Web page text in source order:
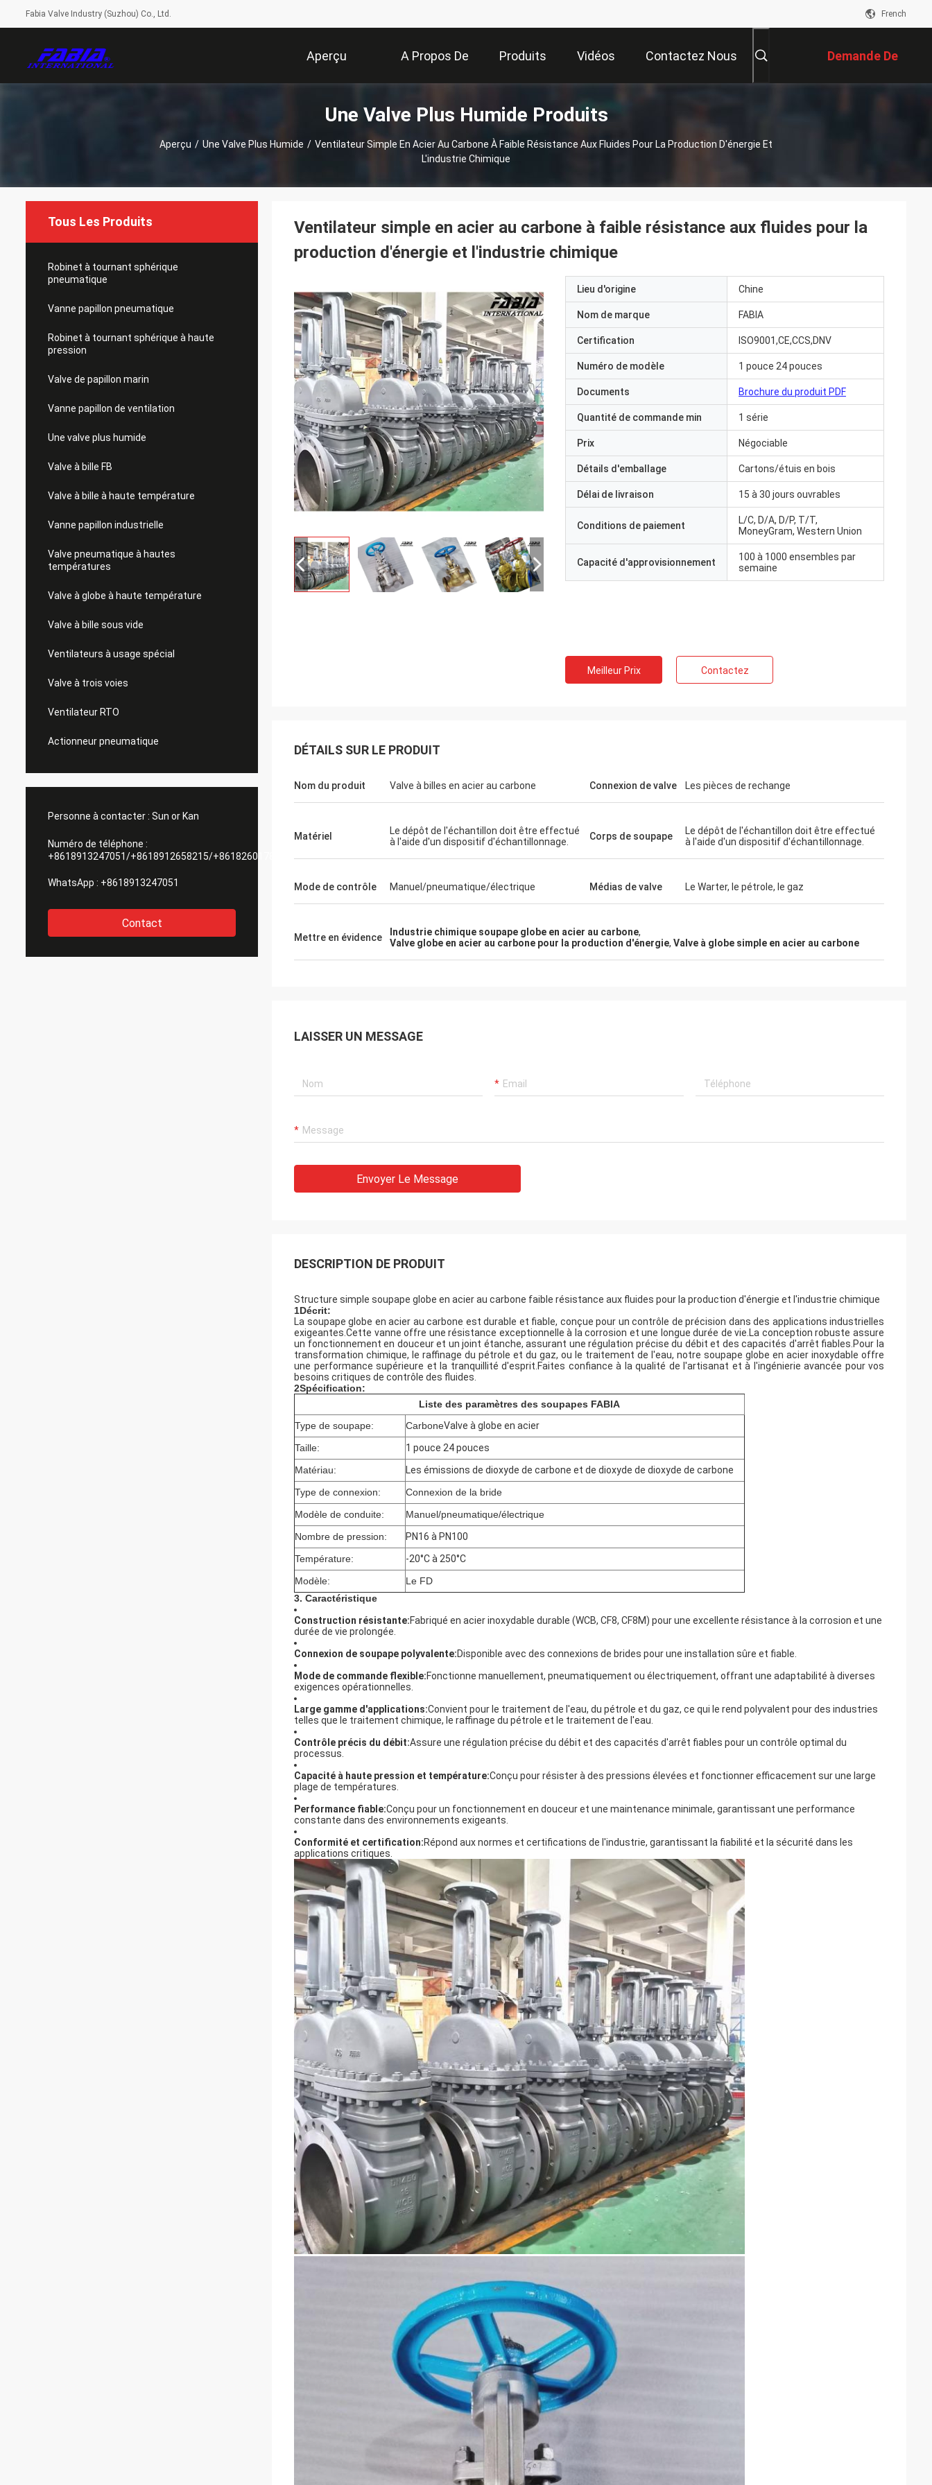
Fabia Valve Industry (Suzhou) Co., Ltd. French
Aperçu A Propos De
Nous
Produits Vidéos Contactez Nous Demande De
Soumission
Une Valve Plus Humide Produits
Aperçu / Une Valve Plus Humide / Ventilateur Simple En Acier Au Carbone À Faible Résistance Aux Fluides Pour La Production D'énergie Et
L'industrie Chimique
Tous Les Produits
Robinet à tournant sphérique
pneumatique
Vanne papillon pneumatique
Robinet à tournant sphérique à haute
pression
Valve de papillon marin
Vanne papillon de ventilation
Une valve plus humide
Valve à bille FB
Valve à bille à haute température
Vanne papillon industrielle
Valve pneumatique à hautes
températures
Valve à globe à haute température
Valve à bille sous vide
Ventilateurs à usage spécial
Valve à trois voies
Ventilateur RTO
Actionneur pneumatique
Personne à contacter : Sun or Kan
Numéro de téléphone :
+8618913247051/+8618912658215/+8618260178084
WhatsApp : +8618913247051
Contact
Ventilateur simple en acier au carbone à faible résistance aux fluides pour la
production d'énergie et l'industrie chimique
Lieu d'origine Chine
Nom de marque FABIA
Certification ISO9001,CE,CCS,DNV
Numéro de modèle 1 pouce 24 pouces
Documents Brochure du produit PDF
Quantité de commande min 1 série
Prix Négociable
Détails d'emballage Cartons/étuis en bois
Délai de livraison 15 à 30 jours ouvrables
Conditions de paiement
L/C, D/A, D/P, T/T,
MoneyGram, Western Union
Capacité d'approvisionnement
100 à 1000 ensembles par
semaine
Meilleur Prix Contactez
DÉTAILS SUR LE PRODUIT
Nom du produit Valve à billes en acier au carbone Connexion de valve Les pièces de rechange
Matériel
Le dépôt de l'échantillon doit être effectué
à l'aide d'un dispositif d'échantillonnage.
Corps de soupape
Le dépôt de l'échantillon doit être effectué
à l'aide d'un dispositif d'échantillonnage.
Mode de contrôle Manuel/pneumatique/électrique Médias de valve Le Warter, le pétrole, le gaz
Mettre en évidence Industrie chimique soupape globe en acier au carbone,
Valve globe en acier au carbone pour la production d'énergie, Valve à globe simple en acier au carbone
LAISSER UN MESSAGE
Envoyer Le Message
DESCRIPTION DE PRODUIT
Structure simple soupape globe en acier au carbone faible résistance aux fluides pour la production d'énergie et l'industrie chimique
1Décrit:
La soupape globe en acier au carbone est durable et fiable, conçue pour un contrôle de précision dans des applications industrielles
exigeantes.Cette vanne offre une résistance exceptionnelle à la corrosion et une longue durée de vie.La conception robuste assure
un fonctionnement en douceur et un joint étanche, assurant une régulation précise du débit et des capacités d'arrêt fiables.Pour la
transformation chimique, le raffinage du pétrole et du gaz, ou le traitement de l'eau, notre soupape globe en acier inoxydable offre
une performance supérieure et la tranquillité d'esprit.Faites confiance à la qualité de l'artisanat et à l'ingénierie avancée pour vos
besoins critiques de contrôle des fluides.
2Spécification:
Liste des paramètres des soupapes FABIA
Type de soupape:
CarboneValve à globe en acier
Taille:
1 pouce 24 pouces
Matériau:
Les émissions de dioxyde de carbone et de dioxyde de dioxyde de carbone
Type de connexion:
Connexion de la bride
Modèle de conduite:
Manuel/pneumatique/électrique
Nombre de pression:
PN16 à PN100
Température:
-20°C à 250°C
Modèle:
Le FD
3. Caractéristique
Construction résistante:Fabriqué en acier inoxydable durable (WCB, CF8, CF8M) pour une excellente résistance à la corrosion et une
durée de vie prolongée.
Connexion de soupape polyvalente:Disponible avec des connexions de brides pour une installation sûre et fiable.
Mode de commande flexible:Fonctionne manuellement, pneumatiquement ou électriquement, offrant une adaptabilité à diverses
exigences opérationnelles.
Large gamme d'applications:Convient pour le traitement de l'eau, du pétrole et du gaz, ce qui le rend polyvalent pour des industries
telles que le traitement chimique, le raffinage du pétrole et le traitement de l'eau.
Contrôle précis du débit:Assure une régulation précise du débit et des capacités d'arrêt fiables pour un contrôle optimal du
processus.
Capacité à haute pression et température:Conçu pour résister à des pressions élevées et fonctionner efficacement sur une large
plage de températures.
Performance fiable:Conçu pour un fonctionnement en douceur et une maintenance minimale, garantissant une performance
constante dans des environnements exigeants.
Conformité et certification:Répond aux normes et certifications de l'industrie, garantissant la fiabilité et la sécurité dans les
applications critiques.